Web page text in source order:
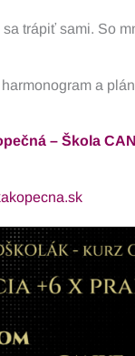
sa trápiť sami. So
a
čná – Škola